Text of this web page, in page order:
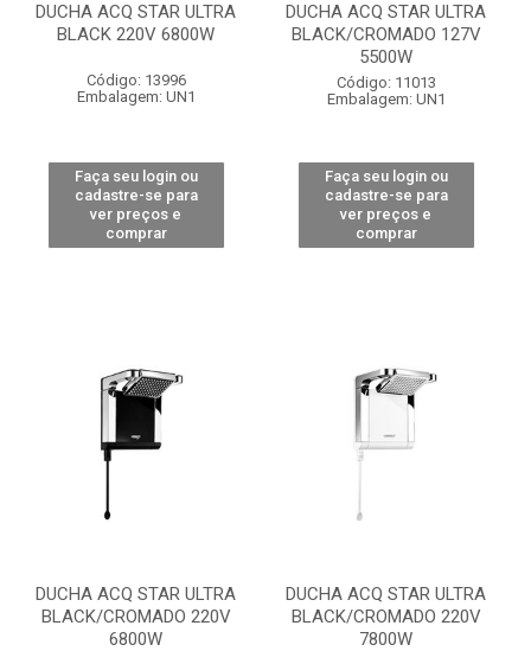
DUCHA ACQ STAR ULTRA
BLACK 220V 6800W
Código: 13996
Embalagem: UN1
Faça seu login ou
cadastre-se para
ver preços e
comprar
DUCHA ACQ STAR ULTRA
BLACK/CROMADO 127V
5500W
Código: 11013
Embalagem: UN1
Faça seu login ou
cadastre-se para
ver preços e
comprar
DUCHA ACQ STAR ULTRA
BLACK/CROMADO 220V
6800W
DUCHA ACQ STAR ULTRA
BLACK/CROMADO 220V
7800W